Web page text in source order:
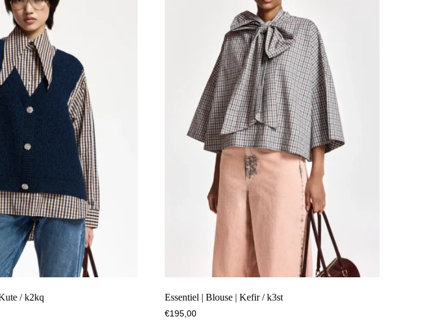
/ k2kq Essentiel | Blouse | Kefir / k3st
€195,00